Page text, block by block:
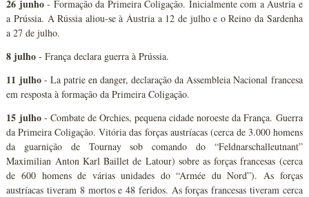
26 junho- Formação da Primeira Coligação. Inicialmente com a Áustria e
a Prússia. A Rússia aliou-se à Áustria a 12 de julho e o Reino da Sardenha
a 27 de julho.
8 julho - França declara guerra à Prússia.
11 julho- La patrie en danger, declaração da Assembleia Nacional francesa
em resposta à formação da Primeira Coligação.
15 julho- Combate de Orchies, pequena cidade noroeste da França. Guerra
da Primeira Coligação. Vitória das forças austríacas (cerca de 3.000 homens
da guarnição de Tournay sob comando do “Feldnarschalleutnant”
Maximilian Anton Karl Baillet de Latour) sobre as forças francesas (cerca
de 600 homens de várias unidades do “Armée du Nord”). As forças
austríacas tiveram 8 mortos e 48 feridos. As forças francesas tiveram cerca